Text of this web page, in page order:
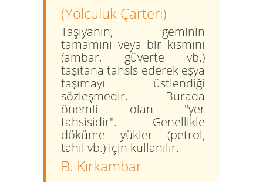
(Yolculuk Çarteri)
Taşıyanın, geminin
tamamını veya bir kısmını
(ambar, güverte vb.)
taşıtana tahsis ederek eşya
taşımayı üstlendiği
sözleşmedir. Burada
önemli olan "yer
tahsisidir". Genellikle
döküme yükler (petrol,
tahıl vb.) için kullanılır.
B. Kırkambar